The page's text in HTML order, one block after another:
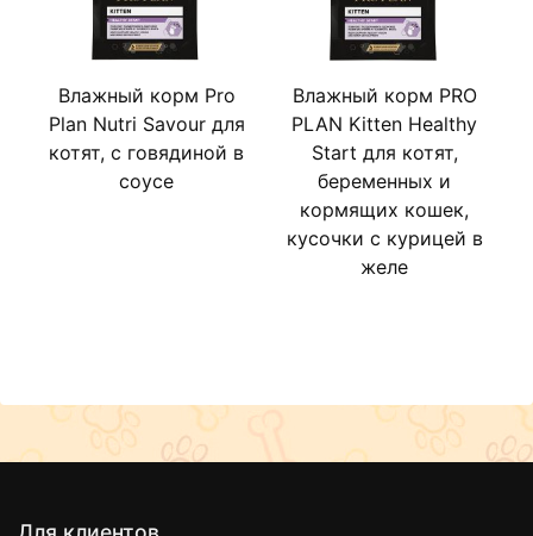
упаковка может иметь несколько видов дизайна (старый и
обновленный). Поставка осуществляется в зависимости от
наличия на складе. Продукт в обновленной упаковке будет
по декабрь 2024 г.
Влажный корм Pro
Plan Nutri Savour для
котят, с говядиной в
соусе
Влажный корм PRO
PLAN Kitten Healthy
Start для котят,
беременных и
кормящих кошек,
кусочки с курицей в
желе